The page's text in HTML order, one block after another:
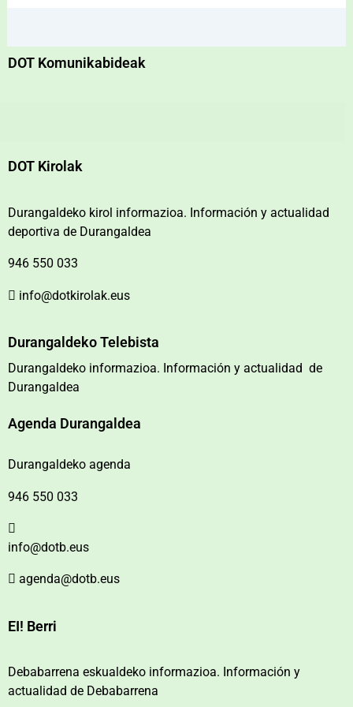
DOT Komunikabideak
DOT Kirolak
Durangaldeko kirol informazioa. Información y actualidad
deportiva de Durangaldea
946 550 033
info@dotkirolak.eus
Durangaldeko Telebista
Durangaldeko informazioa. Información y actualidad de
Durangaldea
Agenda Durangaldea
Durangaldeko agenda
946 550 033
info@dotb.eus
agenda@dotb.eus
EI! Berri
Debabarrena eskualdeko informazioa. Información y
actualidad de Debabarrena